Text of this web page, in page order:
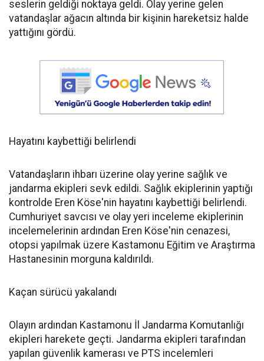
seslerin geldiği noktaya geldi. Olay yerine gelen
vatandaşlar ağacın altında bir kişinin hareketsiz halde
yattığını gördü.
Hayatını kaybettiği belirlendi
Vatandaşların ihbarı üzerine olay yerine sağlık ve
jandarma ekipleri sevk edildi. Sağlık ekiplerinin yaptığı
kontrolde Eren Köse'nin hayatını kaybettiği belirlendi.
Cumhuriyet savcısı ve olay yeri inceleme ekiplerinin
incelemelerinin ardından Eren Köse'nin cenazesi,
otopsi yapılmak üzere Kastamonu Eğitim ve Araştırma
Hastanesinin morguna kaldırıldı.
Kaçan sürücü yakalandı
Olayın ardından Kastamonu İl Jandarma Komutanlığı
ekipleri harekete geçti. Jandarma ekipleri tarafından
yapılan güvenlik kamerası ve PTS incelemleri